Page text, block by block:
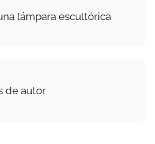
lámpara escultórica
de autor